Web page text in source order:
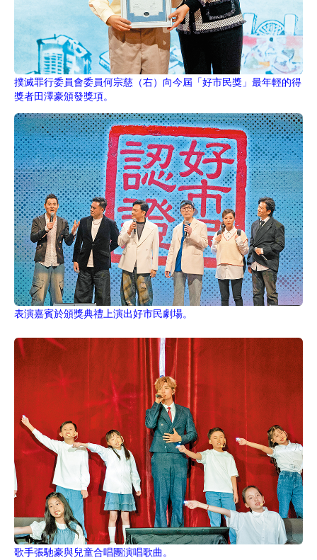
撲滅罪行委員會委員何宗慈（右）向今屆「好市民獎」最年輕的得
獎者田澤豪頒發獎項。
表演嘉賓於頒獎典禮上演出好市民劇場。
歌手張馳豪與兒童合唱團演唱歌曲。